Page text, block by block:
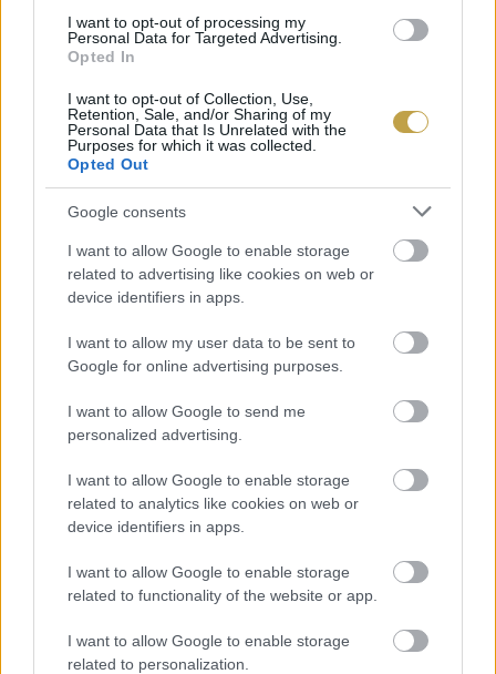
I want to opt-out of processing my
Personal Data for Targeted Advertising.
Opted In
I want to opt-out of Collection, Use,
Retention, Sale, and/or Sharing of my
Personal Data that Is Unrelated with the
Purposes for which it was collected.
Opted Out
Google consents
I want to allow Google to enable storage
related to advertising like cookies on web or
device identifiers in apps.
I want to allow my user data to be sent to
Google for online advertising purposes.
I want to allow Google to send me
personalized advertising.
I want to allow Google to enable storage
related to analytics like cookies on web or
device identifiers in apps.
I want to allow Google to enable storage
related to functionality of the website or app.
I want to allow Google to enable storage
related to personalization.
A bejegyzés megtekintése az Instagramon
Janna Hoque (@jannahoque) által megosztott bejegyzés
Ugyan Velence az év bármely szakában